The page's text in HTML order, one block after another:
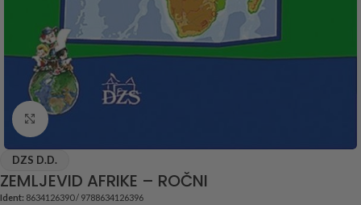
Click to enlarge
DZS D.D.
ZEMLJEVID AFRIKE – ROČNI
Ident: 8634126390 / 9788634126396